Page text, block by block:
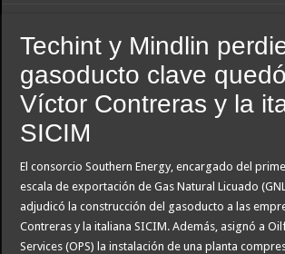
Examen toxicológico confirma consumo de cocaína de
A un año del caso del preceptor que mató a su hijo,
Nuevo asesinato motochorro de un policía de la
Investigan la misteriosa muerte de una mujer en Villa
Un juez autorizó a una integrante de «Los Monos» a
Facundo Moyano detenido: el video que muestra
Detuvieron a un exgendarme devenido en sicario por
Techint y Mindlin
gasoducto clave
Víctor Contreras y la
SICIM
El consorcio Southern Energy, encargado del
escala de exportación de Gas Natural Licuado
adjudicó la construcción del gasoducto a las
Contreras y la italiana SICIM. Además, asignó a
Services (OPS) la instalación de una planta